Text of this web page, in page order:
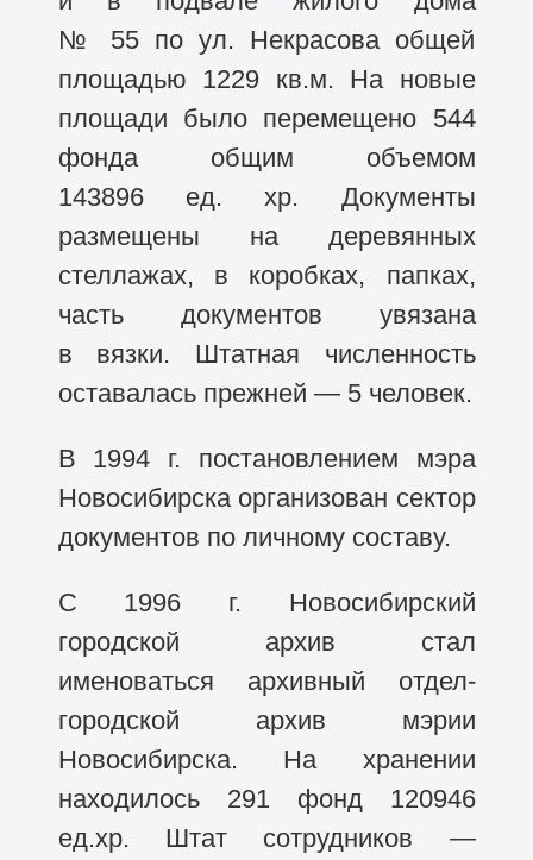
№ 55 по ул. Некрасова общей
площадью 1229 кв.м. На новые
площади было перемещено 544
фонда общим объемом
143896 ед. хр. Документы
размещены на деревянных
стеллажах, в коробках, папках,
часть документов увязана
в вязки. Штатная численность
оставалась прежней — 5 человек.
В 1994 г. постановлением мэра
Новосибирска организован сектор
документов по личному составу.
С 1996 г. Новосибирский
городской архив стал
именоваться архивный отдел-
городской архив мэрии
Новосибирска. На хранении
находилось 291 фонд 120946
ед.хр. Штат сотрудников —